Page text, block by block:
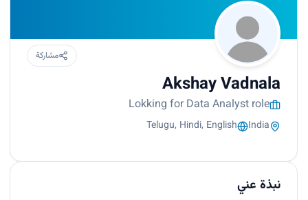
مشاركة
Akshay Vadnala
Lokking for Data Analyst role
India
Telugu, Hindi, English
نبذة عني